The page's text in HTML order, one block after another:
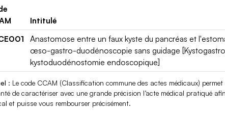
Intitulé
Anastomose entre un faux kyste du pancréas et
œso-gastro-duodénoscopie sans guidage
kystoduodénostomie endoscopique]
: Le code CCAM (Classification commune des actes médicaux)
de caractériser avec une grande précision l’acte médical pratiqué
et puisse vous rembourser précisément.